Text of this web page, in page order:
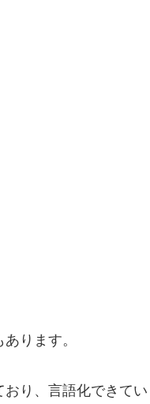
ります。
り、言語化できてい